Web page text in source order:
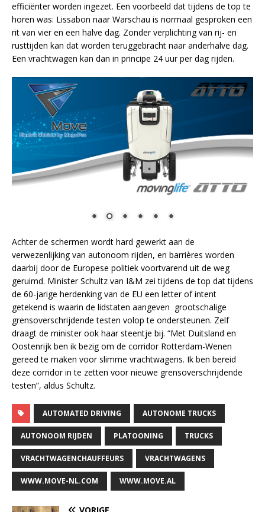
efficiënter worden ingezet. Een voorbeeld dat tijdens de top te
horen was: Lissabon naar Warschau is normaal gesproken een
rit van vier en een halve dag. Zonder verplichting van rij- en
rusttijden kan dat worden teruggebracht naar anderhalve dag.
Een vrachtwagen kan dan in principe 24 uur per dag rijden.
Achter de schermen wordt hard gewerkt aan de
verwezenlijking van autonoom rijden, en barrières worden
daarbij door de Europese politiek voortvarend uit de weg
geruimd. Minister Schultz van I&M zei tijdens de top dat tijdens
de 60-jarige herdenking van de EU een letter of intent
getekend is waarin de lidstaten aangeven grootschalige
grensoverschrijdende testen volop te ondersteunen. Zelf
draagt de minister ook haar steentje bij. “Met Duitsland en
Oostenrijk ben ik bezig om de corridor Rotterdam-Wenen
gereed te maken voor slimme vrachtwagens. Ik ben bereid
deze corridor in te zetten voor nieuwe grensoverschrijdende
testen”, aldus Schultz.
AUTOMATED DRIVING AUTONOME TRUCKS
AUTONOOM RIJDEN PLATOONING TRUCKS
VRACHTWAGENCHAUFFEURS VRACHTWAGENS
WWW.MOVE-NL.COM WWW.MOVE.AL